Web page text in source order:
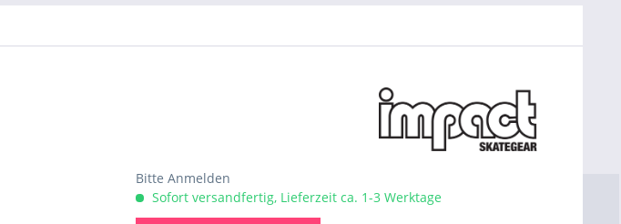
Bitte Anmelden
Sofort versandfertig, Lieferzeit ca. 1-3 Werktage